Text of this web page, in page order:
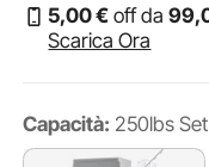
5,00€ off da99
Scarica Ora
Capacità: 250lbs